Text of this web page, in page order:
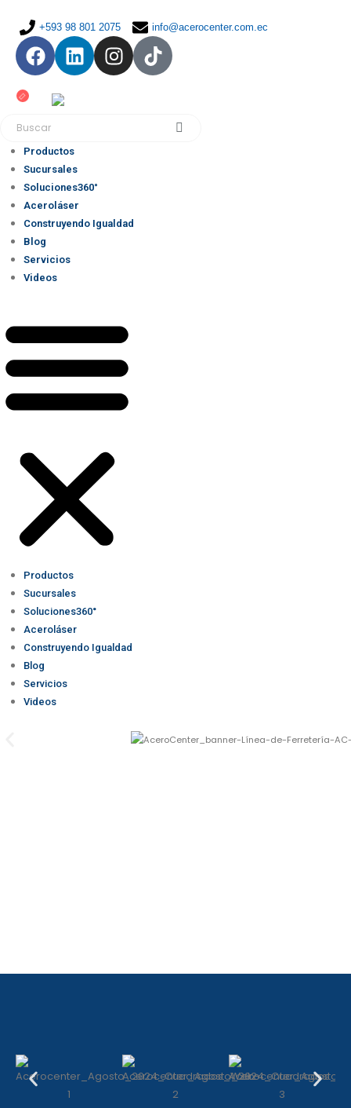
+593 98 801 2075 info@acerocenter.com.ec
Productos
Sucursales
Soluciones360°
Aceroláser
Construyendo Igualdad
Blog
Servicios
Videos
Productos
Sucursales
Soluciones360°
Aceroláser
Construyendo Igualdad
Blog
Servicios
Videos